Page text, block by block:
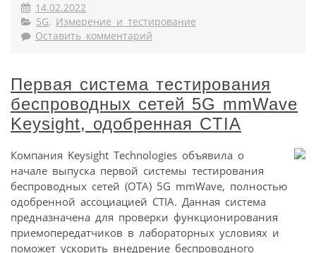
14.02.2022
5G, Измерение и тестирование
Оставить комментарий
Первая система тестирования
беспроводных сетей 5G mmWave
Keysight, одобренная CTIA
Компания Keysight Technologies объявила о
начале выпуска первой системы тестирования
беспроводных сетей (OTA) 5G mmWave, полностью
одобренной ассоциацией CTIA. Данная система
предназначена для проверки функционирования
приемопередатчиков в лабораторных условиях и
поможет ускорить внедрение беспроводного